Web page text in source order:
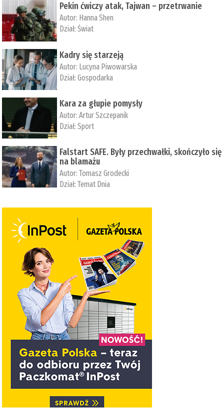
Pekin ćwiczy atak, Tajwan – przetrwanie
Autor: ­Hanna Shen
Dział:Świat
Kadry się starzeją
Autor: Lucyna Piwowarska
Dział:Gospodarka
Kara za głupie pomysły
Autor:Artur Szczepanik
Dział:Sport
Falstart SAFE. Były przechwałki, skończyło się
na blamażu
Autor:Tomasz Grodecki
Dział:Temat Dnia